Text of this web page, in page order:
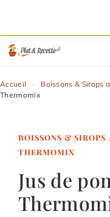
contenu
Accueil - Boissons & Sirops
Thermomix
BOISSONS &
THERMOMIX
Jus de